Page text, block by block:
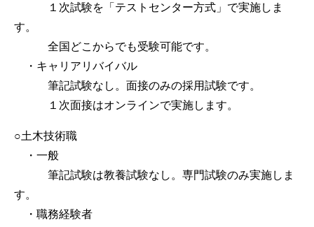
１次試験を「テストセンター方式」で実施しま
す。
全国どこからでも受験可能です。
・キャリアリバイバル
筆記試験なし。面接のみの採用試験です。
１次面接はオンラインで実施します。
○土木技術職
・一般
筆記試験は教養試験なし。専門試験のみ実施しま
す。
・職務経験者